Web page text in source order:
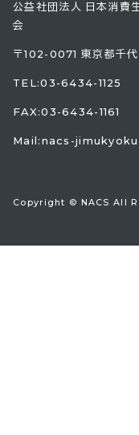
公益社団法人 日本消費生
会
〒102-0071 東京都千代
TEL:03-6434-1125
FAX:03-6434-1161
Mail: nacs-
Copyright © NACS All